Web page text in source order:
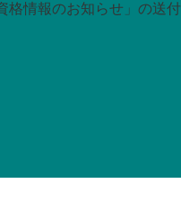
格情報のお知らせ」の送付